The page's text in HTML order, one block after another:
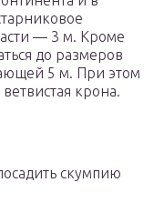
— 3 м. Кроме
до размеров
5 м. При этом
крона.
скумпию